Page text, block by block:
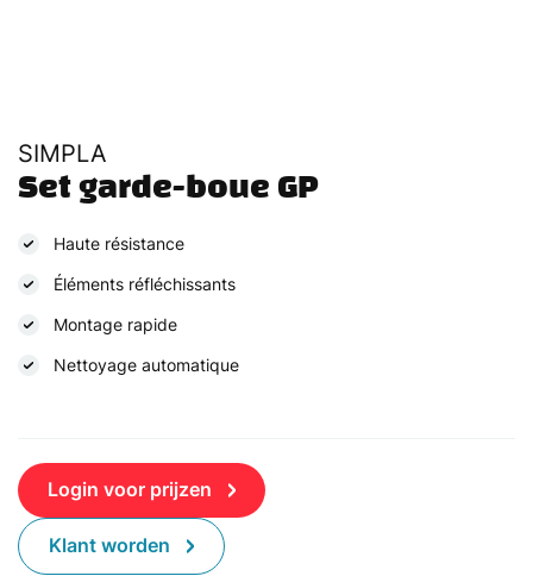
SIMPLA
Set garde-boue GP
Haute résistance
Éléments réfléchissants
Montage rapide
Nettoyage automatique
Login voor prijzen
Klant worden